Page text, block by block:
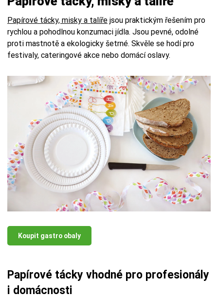
Papírové tácky, misky a talíře jsou praktickým řešením pro
rychlou a pohodlnou konzumaci jídla. Jsou pevné, odolné
proti mastnotě a ekologicky šetrné. Skvěle se hodí pro
festivaly, cateringové akce nebo domácí oslavy.
Koupit gastro obaly
Papírové tácky vhodné pro profesionály
i domácnosti